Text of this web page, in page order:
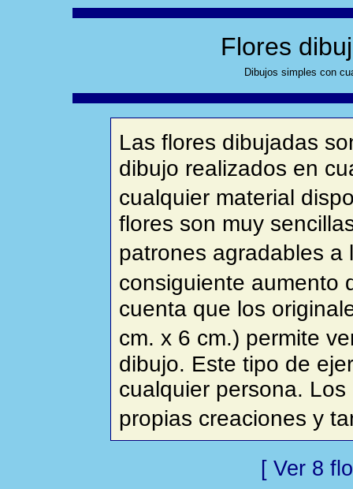
Flores
Dibujos simples con
Las flores dibujadas
dibujo realizados en
cualquier material
flores son muy
patrones agradables
consiguiente
cuenta que los
cm. x 6 cm.) permite
dibujo. Este tipo de
cualquier persona.
propias creaciones y
[ Ver 8